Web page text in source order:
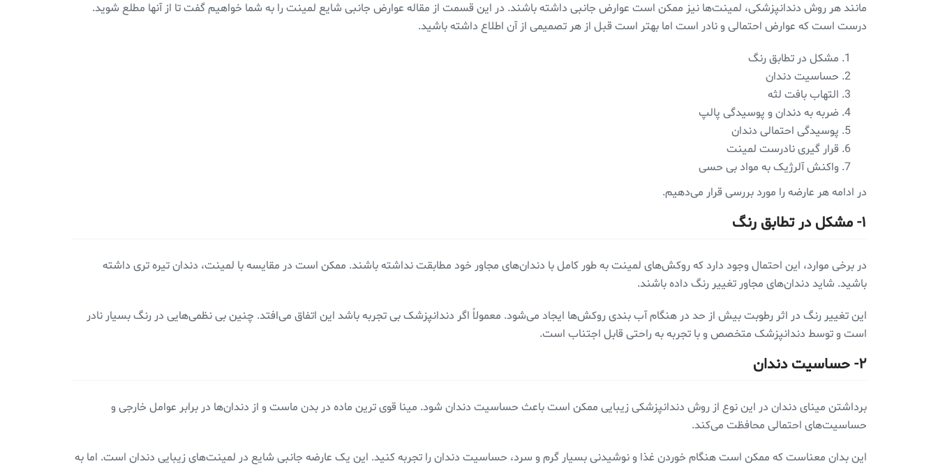
مانند هر روش دندانپزشکی، لمینت‌ها نیز ممکن است عوارض جانبی داشته باشند. در این قسمت از مقاله عوارض جانبی شایع لمینت را به شما خواهیم گفت تا از آنها مطلع شوید.
درست است که عوارض احتمالی و نادر است اما بهتر است قبل از هر تصمیمی از آن اطلاع داشته باشید.
مشکل در تطابق رنگ
حساسیت دندان
التهاب بافت لثه
ضربه به دندان و پوسیدگی پالپ
پوسیدگی احتمالی دندان
قرار گیری نادرست لمینت
واکنش آلرژیک به مواد بی حسی
در ادامه هر عارضه را مورد بررسی قرار می‌دهیم.
۱- مشکل در تطابق رنگ
در برخی موارد، این احتمال وجود دارد که روکش‌های لمینت به طور کامل با دندان‌های مجاور خود مطابقت نداشته باشند. ممکن است در مقایسه با لمینت، دندان تیره تری داشته
باشید. شاید دندان‌های مجاور تغییر رنگ داده باشند.
این تغییر رنگ در اثر رطوبت بیش از حد در هنگام آب بندی روکش‌ها ایجاد می‌شود. معمولاً اگر دندانپزشک بی تجربه باشد این اتفاق می‌افتد. چنین بی نظمی‌هایی در رنگ بسیار نادر
است و توسط دندانپزشک متخصص و با تجربه به راحتی قابل اجتناب است.
۲- حساسیت دندان
برداشتن مینای دندان در این نوع از روش دندانپزشکی زیبایی ممکن است باعث حساسیت دندان شود. مینا قوی ترین ماده در بدن ماست و از دندان‌ها در برابر عوامل خارجی و
حساسیت‌های احتمالی محافظت می‌کند.
این بدان معناست که ممکن است هنگام خوردن غذا و نوشیدنی بسیار گرم و سرد، حساسیت دندان را تجربه کنید. این یک عارضه جانبی شایع در لمینت‌های زیبایی دندان است. اما به